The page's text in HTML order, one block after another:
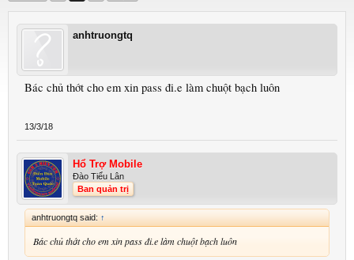
anhtruongtq
Bác chủ thớt cho em xin pass đi.e làm chuột bạch luôn
13/3/18
Hổ Trợ Mobile
Đào Tiểu Lân
Ban quản trị
anhtruongtq said: ↑
Bác chủ thớt cho em xin pass đi.e làm chuột bạch luôn